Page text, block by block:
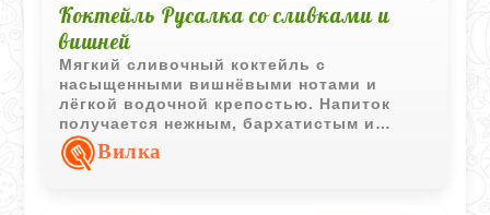
Коктейль Русалка со сливками и
вишней
Мягкий сливочный коктейль с
насыщенными вишнёвыми нотами и
лёгкой водочной крепостью. Напиток
получается нежным, бархатистым и
отлично подходит для спокойной
вечерней подачи.
Вилка